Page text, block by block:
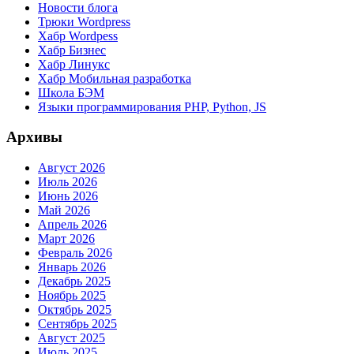
Новости блога
Трюки Wordpress
Хабр Wordpess
Хабр Бизнес
Хабр Линукс
Хабр Мобильная разработка
Школа БЭМ
Языки программирования PHP, Python, JS
Архивы
Август 2026
Июль 2026
Июнь 2026
Май 2026
Апрель 2026
Март 2026
Февраль 2026
Январь 2026
Декабрь 2025
Ноябрь 2025
Октябрь 2025
Сентябрь 2025
Август 2025